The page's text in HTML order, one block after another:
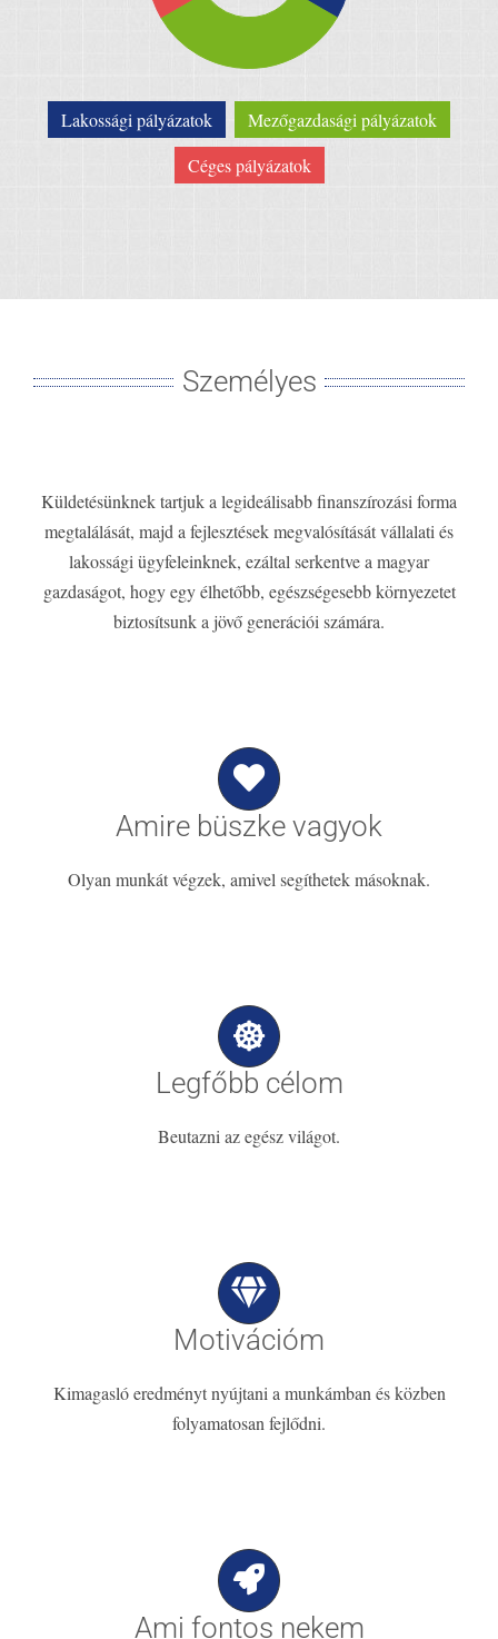
Lakossági pályázatok
Mezőgazdasági pályázatok
Céges pályázatok
Személyes
Küldetésünknek tartjuk a legideálisabb finanszírozási forma
megtalálását, majd a fejlesztések megvalósítását vállalati és
lakossági ügyfeleinknek, ezáltal serkentve a magyar
gazdaságot, hogy egy élhetőbb, egészségesebb környezetet
biztosítsunk a jövő generációi számára.
Amire büszke vagyok
Olyan munkát végzek, amivel segíthetek másoknak.
Legfőbb célom
Beutazni az egész világot.
Motivációm
Kimagasló eredményt nyújtani a munkámban és közben
folyamatosan fejlődni.
Ami fontos nekem